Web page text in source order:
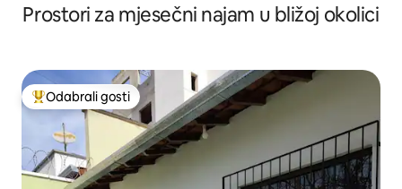
Prostori za mjesečni najam u bližoj okolici
Među najviše rangiranima s oznakom „Odabrali gosti”
Odabrali gosti